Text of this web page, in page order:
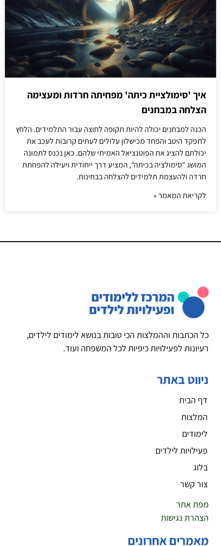
איך 'סימולציית כיתה' מפחיתה חרדות ומעצימה
הצלחה במבחנים
הכנה למבחנים יכולה להיות תקופה לחוצה עבור התלמידים. הלחץ
לתפקד היטב והפחד מכישלון עלולים לעתים קרובות לעכב את
יכולתם להציג את הפוטנציאל האמיתי שלהם. כאן נכנס לתמונה
המושג "סימולציה בכיתה", המציע דרך ייחודית ויעילה להפחתת
חרדה ולהעצמת תלמידים להצלחה בבחינות.
לקריאת המאמר »
כל הכתבות וההמלצות הכי טובות בנושא לימודים לילדים,
רעיונות לפעילויות כיפיות לכל המשפחה ועוד.
ניווט באתר
דף הבית
המלצות
לימודים
פעילויות לילדים
בלוג
צור קשר
מפת אתר
הצהרת נגישות
מאמרים אחרונים